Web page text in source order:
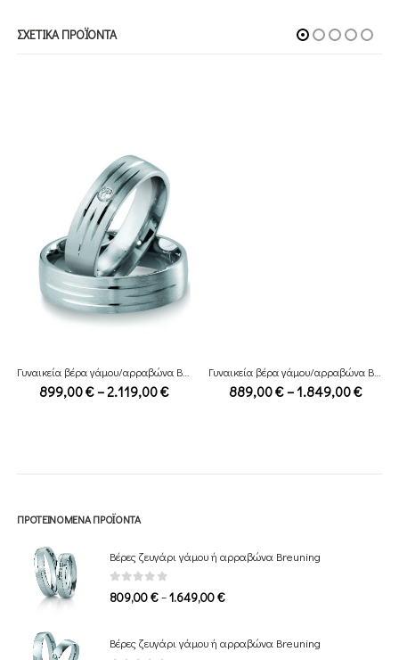
ΣΧΕΤΙΚΆ ΠΡΟΪΌΝΤΑ
899,00€–2.119,00€Price 889,00€–1.849,00€Price
ΠΡΟΤΕΙΝΌΜΕΝΑ ΠΡΟΪΌΝΤΑ
Βέρες ζευγάρι γάμου ή αρραβώνα Breuning
0 out of 5
809,00€–1.649,00€Price
through
Βέρες ζευγάρι γάμου ή αρραβώνα Breuning